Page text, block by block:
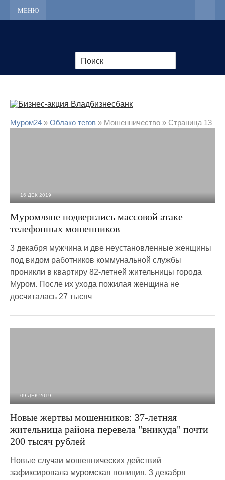
МЕНЮ
Муром24 » Облако тегов » Мошенничество » Страница 13
16 ДЕК 2019
Муромляне подверглись массовой атаке
телефонных мошенников
3 декабря мужчина и две неустановленные женщины
под видом работников коммунальной службы
проникли в квартиру 82-летней жительницы города
Муром. После их ухода пожилая женщина не
досчиталась 27 тысяч
09 ДЕК 2019
Новые жертвы мошенников: 37-летняя
жительница района перевела "вникуда" почти
200 тысяч рублей
Новые случаи мошеннических действий
зафиксировала муромская полиция. 3 декабря